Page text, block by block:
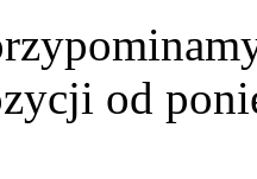
od